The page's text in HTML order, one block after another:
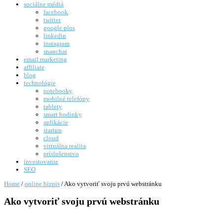
sociálne médiá
facebook
twitter
google plus
linkedin
instagram
snapchat
email marketing
affiliate
blog
technológie
notebooky
mobilné telefóny
tablety
smart hodinky
aplikácie
startup
cloud
virtuálna realita
príslušenstvo
investovanie
SEO
Home / online biznis /Ako vytvoriť svoju prvú webstránku
Ako vytvoriť svoju prvú webstránku